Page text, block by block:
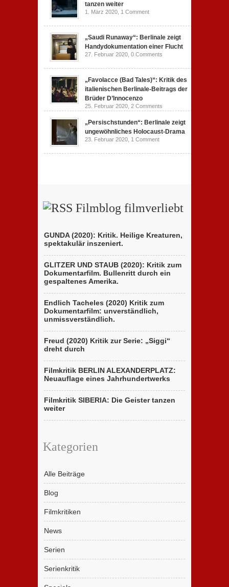
tanzen weiter
1. März 2020, 1 Comment
„Saudi Runaway“: Berlinale zeigt
Handydokumentation einer Flucht
27. Februar 2020, 0 Comments
„Favolacce (Bad Tales)“: Kritik des
italienischen Berlinale-Beitrags der
Brüder D’Innocenzo
25. Februar 2020, 2 Comments
„Persischstunden“: Berlinale zeigt
ungewöhnliches Holocaust-Drama
23. Februar 2020, 1 Comment
Filmblog filmverliebt
GUNDA (2020): Kritik. Heilige Kreaturen,
spektakulär inszeniert.
GLITZER UND STAUB (2020): Kritik zum
Dokumentarfilm. Bullenritt durch ein
gespaltenes Amerika.
Endlich Tacheles (2020) Kritik zum
Dokumentarfilm: unverständlich,
unmissverständlich.
Freud (2020) Kritik zur Serie: „Siggi“
dreht durch
Filmkritik BERLIN ALEXANDERPLATZ:
Neuauflage eines Jahrhundertwerks
Filmkritik SIBERIA: Die Geister tanzen
weiter
Kategorien
Alle Beiträge
Blog
Filmkritiken
News
Serien
Serienkritik